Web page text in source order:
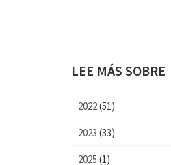
LEE MÁS SOBRE
2022(51)
2023 (33)
2025 (1)